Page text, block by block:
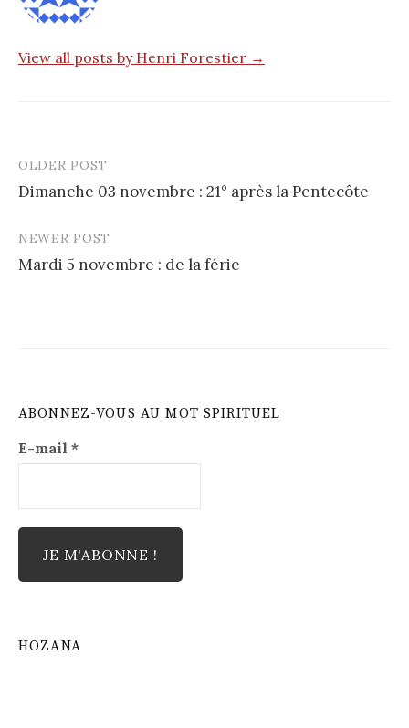
View all posts by Henri Forestier →
Post
navigation
OLDER POST
Dimanche 03 novembre : 21° après la Pentecôte
NEWER POST
Mardi 5 novembre : de la férie
ABONNEZ-VOUS AU MOT SPIRITUEL
E-mail *
HOZANA